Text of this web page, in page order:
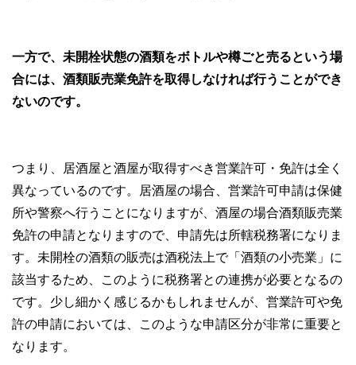
一方で、未開栓状態の酒類をボトルや樽ごと売るという場
合には、酒類販売業免許を取得しなければ行うことができ
ないのです。
つまり、居酒屋と酒屋が取得すべき営業許可・免許は全く
異なっているのです。居酒屋の場合、営業許可申請は保健
所や警察へ行うことになりますが、酒屋の場合酒類販売業
免許の申請となりますので、申請先は所轄税務署になりま
す。未開栓の酒類の販売は酒税法上で「酒類の小売業」に
該当するため、このように税務署との連携が必要となるの
です。少し細かく感じるかもしれませんが、営業許可や免
許の申請においては、このような申請区分が非常に重要と
なります。